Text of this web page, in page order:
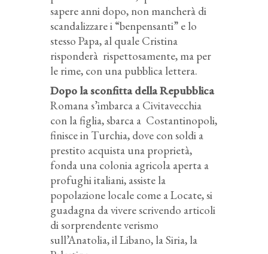
sapere anni dopo, non mancherà di
scandalizzare i “benpensanti” e lo
stesso Papa, al quale Cristina
risponderà rispettosamente, ma per
le rime, con una pubblica lettera.
Dopo la sconfitta della Repubblica
Romana s’imbarca a Civitavecchia
con la figlia, sbarca a Costantinopoli,
finisce in Turchia, dove con soldi a
prestito acquista una proprietà,
fonda una colonia agricola aperta a
profughi italiani, assiste la
popolazione locale come a Locate, si
guadagna da vivere scrivendo articoli
di sorprendente verismo
sull’Anatolia, il Libano, la Siria, la